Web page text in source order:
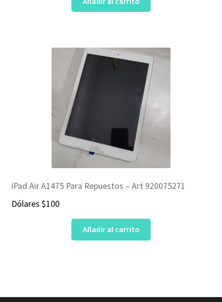
originalactual
iPad Air A1475 Para Repuestos – Art 920075271
Dólares $100
Añadir al carrito